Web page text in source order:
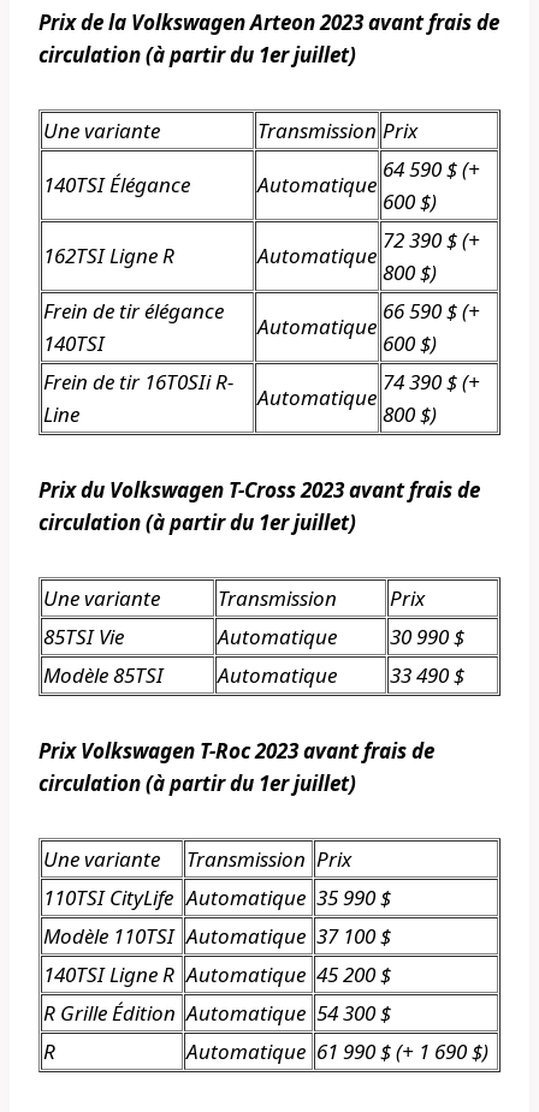
Prix ​​de la Volkswagen Arteon 2023 avant frais de
circulation (à partir du 1er juillet)
Une variante Transmission Prix
140TSI Élégance
Automatique
64 590 $ (+
600 $)
162TSI Ligne R
Automatique
72 390 $ (+
800 $)
Frein de tir élégance
140TSI
Automatique
66 590 $ (+
600 $)
Frein de tir 16T0SIi R-
Line
Automatique
74 390 $ (+
800 $)
Prix ​​du Volkswagen T-Cross 2023 avant frais de
circulation (à partir du 1er juillet)
Une variante Transmission
Prix
85TSI Vie
Automatique
30 990 $
Modèle 85TSI
Automatique 33 490 $
Prix ​​Volkswagen T-Roc 2023 avant frais de
circulation (à partir du 1er juillet)
Une variante Transmission Prix
110TSI CityLife Automatique 35 990 $
Modèle 110TSI Automatique 37 100 $
140TSI Ligne R Automatique 45 200 $
R Grille Édition Automatique 54 300 $
R
Automatique 61 990 $ (+ 1 690 $)